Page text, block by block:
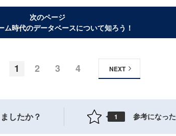
次のページ
ム時代のデータベースについて知ろう！
1 2 3 4 NEXT
したか？ 1 参考になった